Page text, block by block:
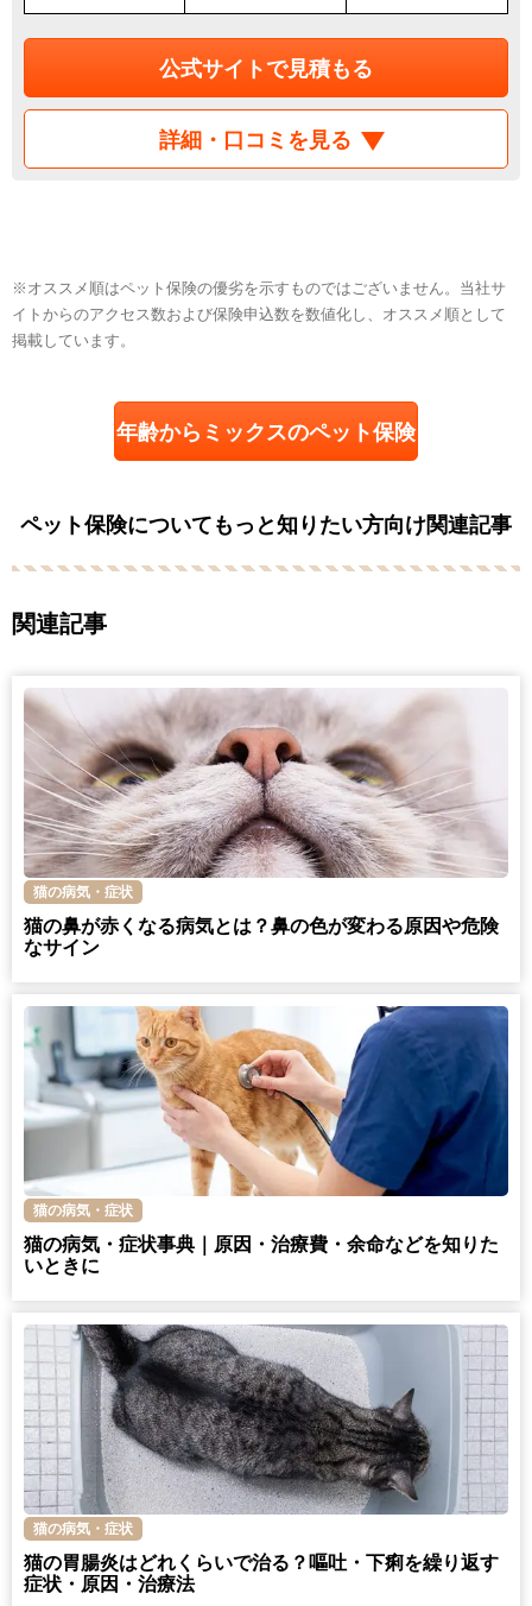
公式サイトで見積もる
詳細・口コミを見る
※オススメ順はペット保険の優劣を示すものではございません。当社サ
イトからのアクセス数および保険申込数を数値化し、オススメ順として
掲載しています。
年齢からミックスのペット保険
ペット保険についてもっと知りたい方向け関連記事
関連記事
猫の病気・症状
猫の鼻が赤くなる病気とは？鼻の色が変わる原因や危険
なサイン
猫の病気・症状
猫の病気・症状事典｜原因・治療費・余命などを知りた
いときに
猫の病気・症状
猫の胃腸炎はどれくらいで治る？嘔吐・下痢を繰り返す
症状・原因・治療法